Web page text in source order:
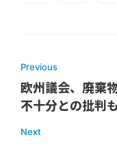
Previous
欧州議会、廃棄
不十分との批判も
Next